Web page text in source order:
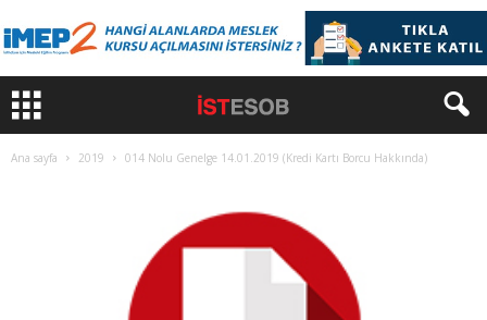
Ana sayfa 2019 014 Nolu Genelge 14.01.2019 (Kredi Kartı Borcu Hakkında)